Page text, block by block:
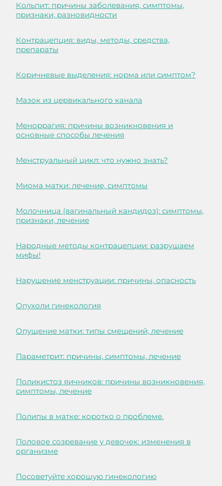
Кольпит: причины заболевания, симптомы,
признаки, разновидности
Контрацепция: виды, методы, средства,
препараты
Коричневые выделения: норма или симптом?
Мазок из цервикального канала
Меноррагия: причины возникновения и
основные способы лечения
Менструальный цикл: что нужно знать?
Миома матки: лечение, симптомы
Молочница (вагинальный кандидоз): симптомы,
признаки, лечение
Народные методы контрацепции: разрушаем
мифы!
Нарушение менструации: причины, опасность
Опухоли гинекология
Опущение матки: типы смещений, лечение
Параметрит: причины, симптомы, лечение
Поликистоз яичников: причины возникновения,
симптомы, лечение
Полипы в матке: коротко о проблеме.
Половое созревание у девочек: изменения в
организме
Посоветуйте хорошую гинекологию